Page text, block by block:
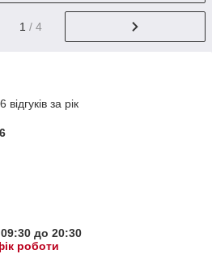
1 / 4
за рік
до 20:30
роботи